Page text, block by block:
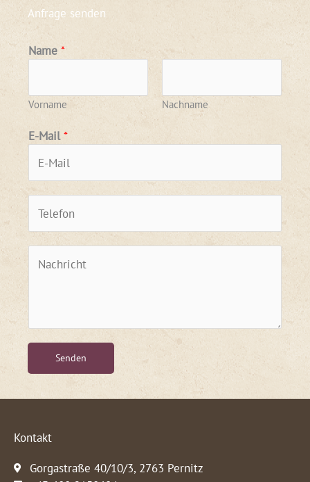
Anfrage senden
Name *
Vorname Nachname
E-Mail*
l
i
h
Senden
Kontakt
Gorgastraße 40/10/3, 2763 Pernitz